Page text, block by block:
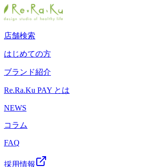
店舗検索
はじめての方
ブランド紹介
Re.Ra.Ku PAY とは
NEWS
コラム
FAQ
採用情報